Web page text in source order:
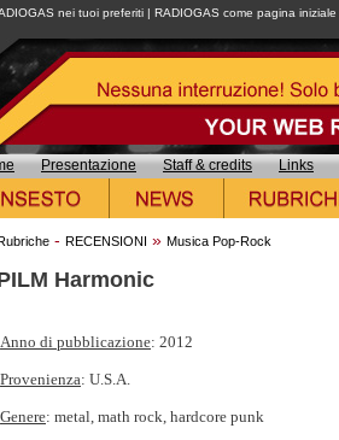
nei tuoi preferiti | RADIOGAS come pagina iniziale
Presentazione Staff & credits Links
- RECENSIONI » Musica Pop-Rock
Harmonic
Anno di pubblicazione: 2012
Provenienza: U.S.A.
Genere: metal, math rock, hardcore punk